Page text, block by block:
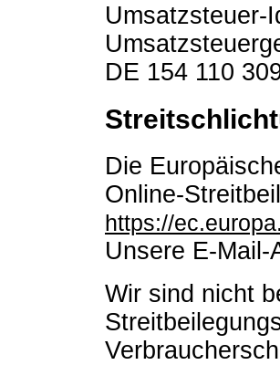
Umsatzsteuer-
DE 154 110
Die
Online-
https://
Unsere E-
Wir sind nicht